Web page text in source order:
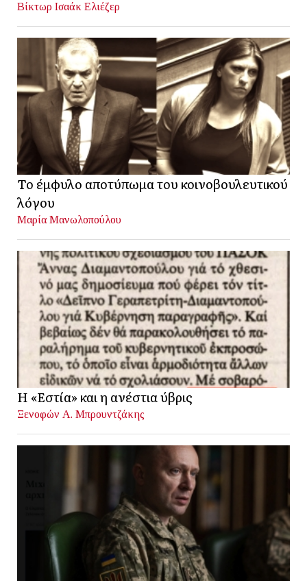
Βίκτωρ Ισαάκ Ελιέζερ
Το έμφυλο αποτύπωμα του κοινοβουλευτικού
λόγου
Μαρία Μανωλοπούλου
Η «Εστία» και η ανέστια ύβρις
Ξενοφών Α. Μπρουντζάκης